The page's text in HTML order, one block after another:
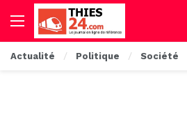
Actualité Politique Société